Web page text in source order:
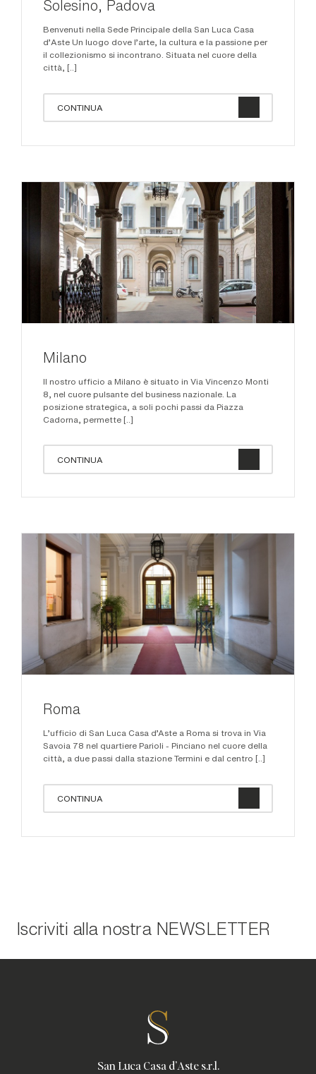
Solesino, Padova
Benvenuti nella Sede Principale della San Luca Casa
d'Aste Un luogo dove l'arte, la cultura e la passione per
il collezionismo si incontrano. Situata nel cuore della
città, [..]
CONTINUA
Milano
Il nostro ufficio a Milano è situato in Via Vincenzo Monti
8, nel cuore pulsante del business nazionale. La
posizione strategica, a soli pochi passi da Piazza
Cadorna, permette [..]
CONTINUA
Roma
L'ufficio di San Luca Casa d’Aste a Roma si trova in Via
Savoia 78 nel quartiere Parioli - Pinciano nel cuore della
città, a due passi dalla stazione Termini e dal centro [..]
CONTINUA
Iscriviti alla nostra NEWSLETTER
San Luca Casa d'Aste s.r.l.